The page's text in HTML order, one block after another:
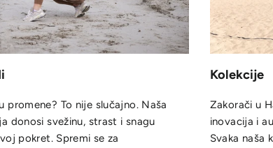
promene? To nije slučajno. Naša
donosi svežinu, strast i snagu
pokret. Spremi se za
Kolekcije
Zakorači u
inovacija i
Svaka naša